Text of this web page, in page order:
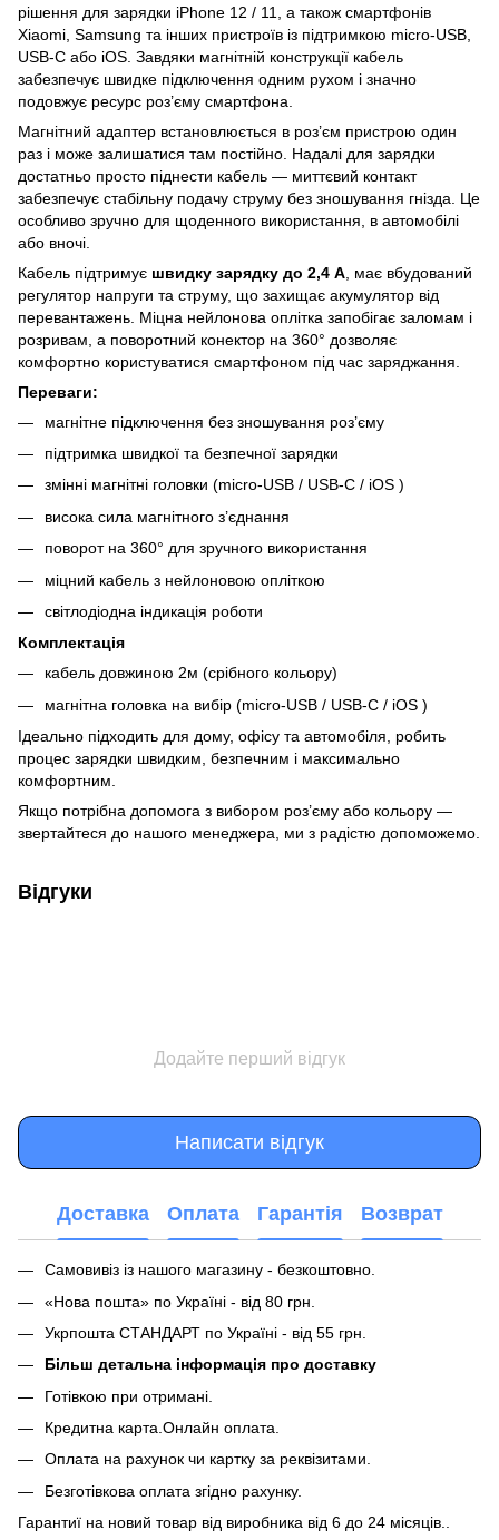
рішення для зарядки iPhone 12 / 11, а також смартфонів
Xiaomi, Samsung та інших пристроїв із підтримкою micro-USB,
USB-C або iOS. Завдяки магнітній конструкції кабель
забезпечує швидке підключення одним рухом і значно
подовжує ресурс роз’єму смартфона.
Магнітний адаптер встановлюється в роз’єм пристрою один
раз і може залишатися там постійно. Надалі для зарядки
достатньо просто піднести кабель — миттєвий контакт
забезпечує стабільну подачу струму без зношування гнізда. Це
особливо зручно для щоденного використання, в автомобілі
або вночі.
Кабель підтримує швидку зарядку до 2,4 А , має вбудований
регулятор напруги та струму, що захищає акумулятор від
перевантажень. Міцна нейлонова оплітка запобігає заломам і
розривам, а поворотний конектор на 360° дозволяє
комфортно користуватися смартфоном під час заряджання.
Переваги:
магнітне підключення без зношування роз’єму
підтримка швидкої та безпечної зарядки
змінні магнітні головки (micro-USB / USB-C / iOS )
висока сила магнітного з’єднання
поворот на 360° для зручного використання
міцний кабель з нейлоновою опліткою
світлодіодна індикація роботи
Комплектація
кабель довжиною 2м (срібного кольору)
магнітна головка на вибір (micro-USB / USB-C / iOS )
Ідеально підходить для дому, офісу та автомобіля, робить
процес зарядки швидким, безпечним і максимально
комфортним.
Якщо потрібна допомога з вибором роз’єму або кольору —
звертайтеся до нашого менеджера, ми з радістю допоможемо.
Відгуки
Додайте перший відгук
Написати відгук
Доставка Оплата Гарантія Возврат
Самовивіз із нашого магазину - безкоштовно.
«Нова пошта» по Україні - від 80 грн.
Укрпошта СТАНДАРТ по Україні - від 55 грн.
Більш детальна інформація про доставку
Готівкою при отримані.
Кредитна карта.Онлайн оплата.
Оплата на рахунок чи картку за реквізитами.
Безготівкова оплата згідно рахунку.
Гарантиї на новий товар від виробника від 6 до 24 місяців..